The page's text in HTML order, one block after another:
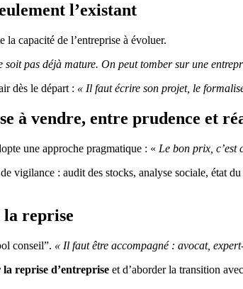
l’existant
la capacité de l’entreprise à évoluer.
pas déjà mature. On peut tomber sur une
dès le départ : « Il faut écrire son projet, le
à vendre, entre prudence et
une approche pragmatique : « Le bon prix, c’est
vigilance : audit des stocks, analyse sociale, état
la reprise
conseil”. « Il faut être accompagné : avocat,
la reprise d’entreprise et d’aborder la transition